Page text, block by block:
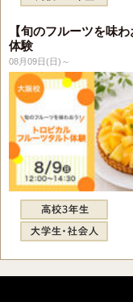
【旬のフルーツを味
体験
08月09日(日)～